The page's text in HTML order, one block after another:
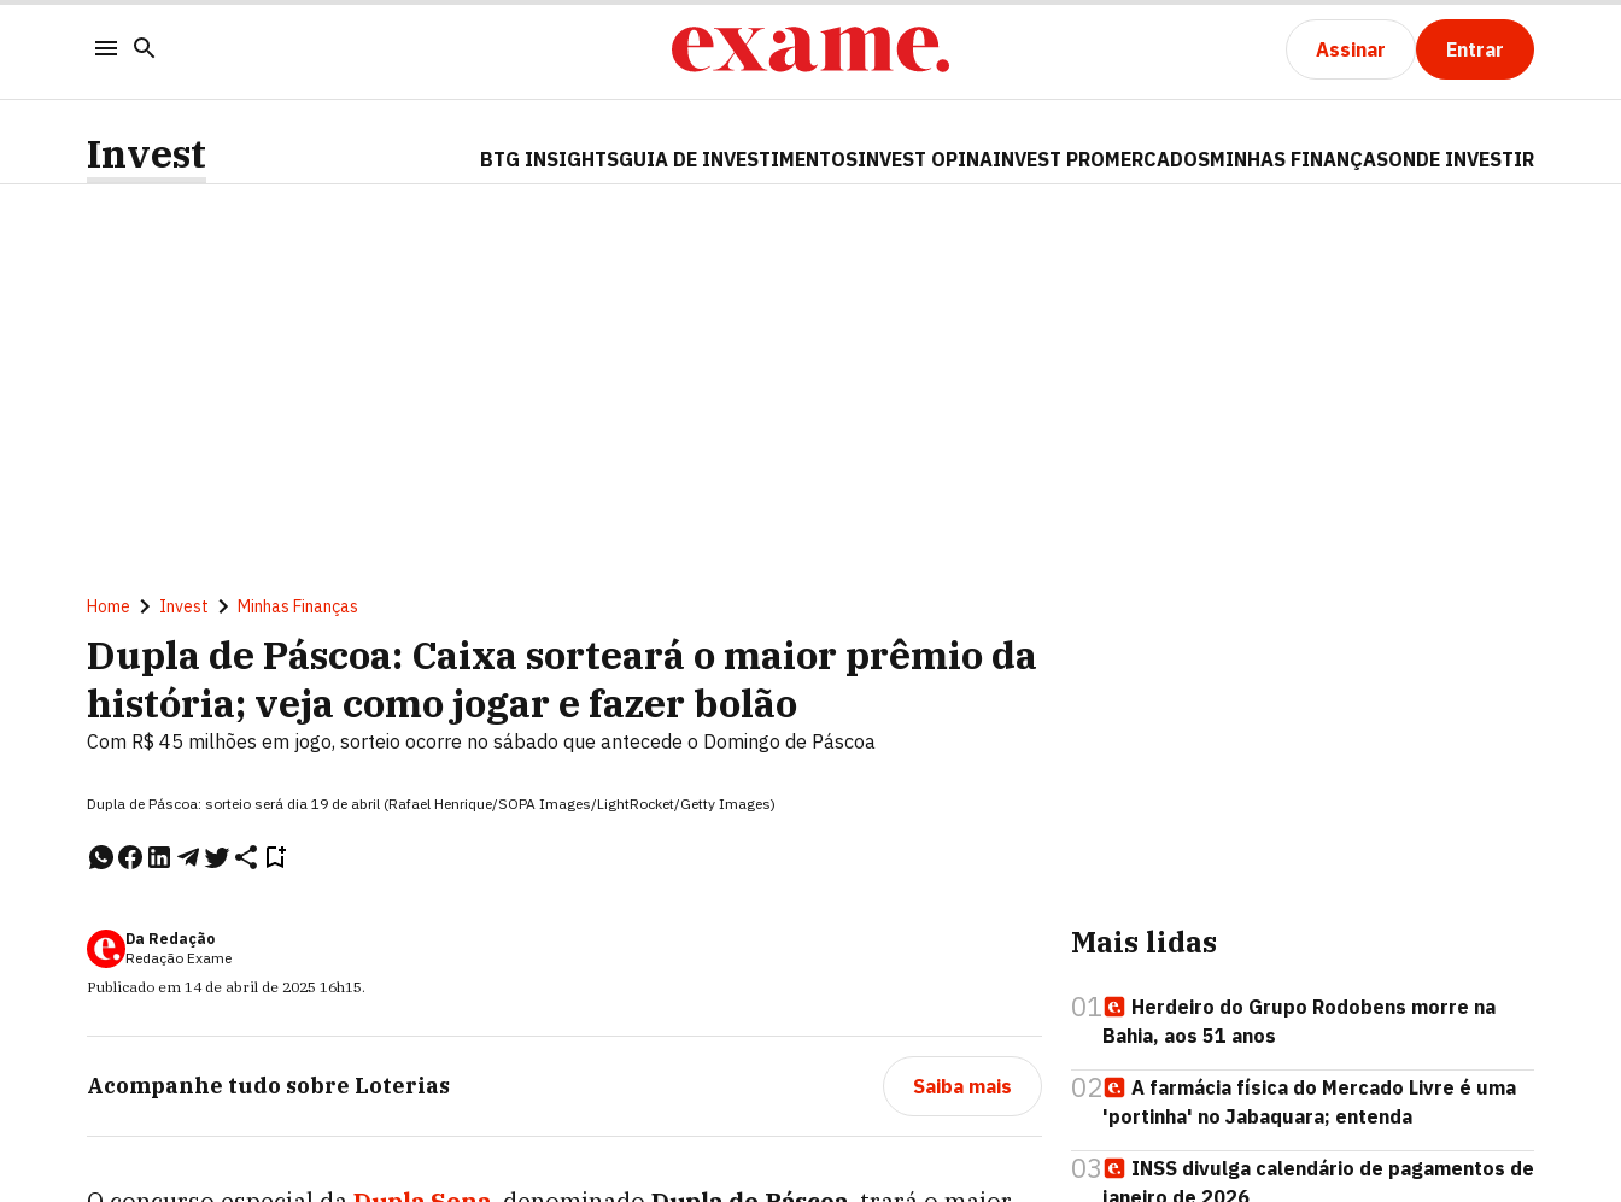
Assinar Entrar
Invest BTG INSIGHTSGUIA DE INVESTIMENTOSINVEST OPINAINVEST PROMERCADOSMINHAS FINANÇASONDE INVESTIR
Home Invest Minhas Finanças
Dupla de Páscoa: Caixa sorteará o maior prêmio da
história; veja como jogar e fazer bolão
Com R$ 45 milhões em jogo, sorteio ocorre no sábado que antecede o Domingo de Páscoa
Dupla de Páscoa: sorteio será dia 19 de abril (Rafael Henrique/SOPA Images/LightRocket/Getty Images)
Da Redação
Redação Exame
Publicado em 14 de abril de 2025 16h15.
Acompanhe tudo sobre Loterias Saiba mais
Mais lidas
01
Herdeiro do Grupo Rodobens morre na
Bahia, aos 51 anos
02
A farmácia física do Mercado Livre é uma
'portinha' no Jabaquara; entenda
03
INSS divulga calendário de pagamentos de
janeiro de 2026